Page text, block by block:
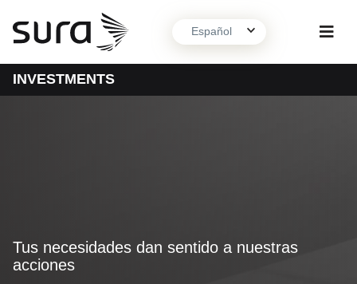
Español
INVESTMENTS
Tus necesidades dan sentido a nuestras
acciones